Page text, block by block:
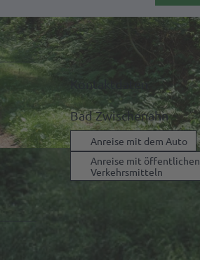
Kontaktdaten
Bad Zwischenahn
Anreise mit dem Auto
Anreise mit öffentlichen
Verkehrsmitteln